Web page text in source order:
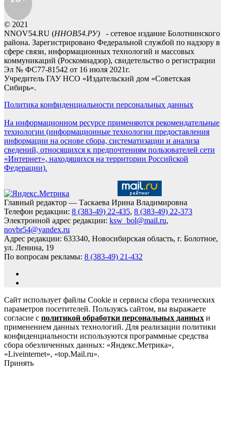
© 2021
NNOV54.RU (ННОВ54.РУ) - сетевое издание Болотнинского
района. Зарегистрировано Федеральной службой по надзору в
сфере связи, информационных технологий и массовых
коммуникаций (Роскомнадзор), свидетельство о регистрации
Эл № ФС77-81542 от 16 июля 2021г.
Учредитель ГАУ НСО «Издательский дом «Советская
Сибирь».
Политика конфиденциальности персональных данных
На информационном ресурсе применяются рекомендательные
технологии (информационные технологии предоставления
информации на основе сбора, систематизации и анализа
сведений, относящихся к предпочтениям пользователей сети
«Интернет», находящихся на территории Российской
Федерации).
Главный редактор — Таскаева Ирина Владимировна
Телефон редакции: 8 (383-49) 22-435, 8 (383-49) 22-373
Электронной адрес редакции: ksw_bol@mail.ru,
novbr54@yandex.ru
Адрес редакции: 633340, Новосибирская область, г. Болотное,
ул. Ленина, 19
По вопросам рекламы: 8 (383-49) 21-432
Сайт использует файлы Cookie и сервисы сбора технических
параметров посетителей. Пользуясь сайтом, вы выражаете
согласие с политикой обработки персональных данных и
применением данных технологий. Для реализации политики
конфиденциальности используются программные средства
сбора обезличенных данных: «Яндекс.Метрика»,
«Liveinternet», «top.Mail.ru».
Принять